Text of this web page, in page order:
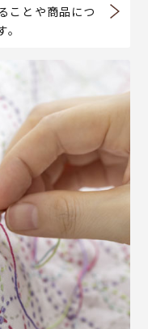
ことや商品につ